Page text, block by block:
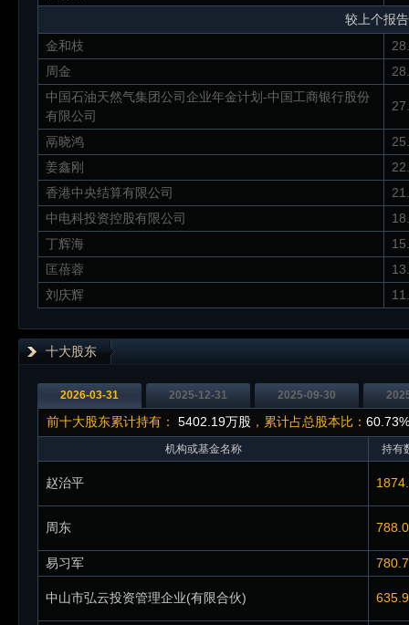
较上个报
金和枝
周金
中国石油天然气集团公司企业年金计划-中国工商银行股份
有限公司
鬲晓鸿
姜鑫刚
香港中央结算有限公司
中电科投资控股有限公司
丁辉海
匡蓓蓉
刘庆辉
十大股东
2026-03-31 2025-12-31 2025-09-30
前十大股东累计持有： 5402.19万股 ，累计占总股本比： 60.73%
机构或基金名称 持有
赵治平
周东
易习军
中山市弘云投资管理企业(有限合伙)